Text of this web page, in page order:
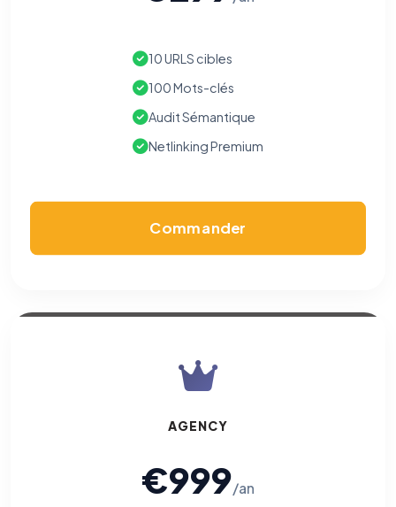
10 URLS cibles
100 Mots-clés
Audit Sémantique
Netlinking Premium
Commander
AGENCY
€999/an